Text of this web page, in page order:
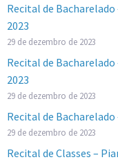
Recital de
2023
29 de dezembro de 2023
Recital de Bacharelado
2023
29 de dezembro de 2023
Recital de Bacharelado
29 de dezembro de 2023
Recital de Classes –